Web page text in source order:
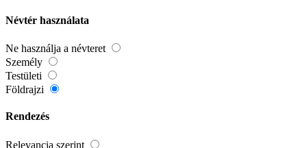
Névtér használata
Ne használja a névteret
Személy
Testületi
Földrajzi
Rendezés
Relevancia szerint